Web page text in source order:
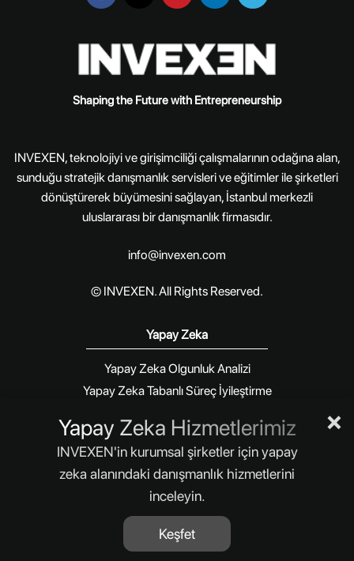
Size daha iyi hizmet verebilmek için internet
sitemizde çerezler kullanılmaktadır. Daha Fazla
İzin Ver
Shaping the Future with Entrepreneurship
INVEXEN, teknolojiyi ve girişimciliği çalışmalarının odağına alan,
sunduğu stratejik danışmanlık servisleri ve eğitimler ile şirketleri
dönüştürerek büyümesini sağlayan, İstanbul merkezli
uluslararası bir danışmanlık firmasıdır.
info@invexen.com
© INVEXEN. All Rights Reserved.
Yapay Zeka
Yapay Zeka Olgunluk Analizi
Yapay Zeka Tabanlı Süreç İyileştirme
Yapay Zeka Stratejisi ve Yol Haritası Geliştirme
Yapay Zeka Elçileri Programı
Uygulama Keşfi ve İş Birliği Geliştirme
Yapay Zeka Etki Ölçümü ve KPI Modelleme
Departman Bazlı Farkındalık Çalıştayları
Kurumsal Yapay Zeka Bültenleri
Yapay Zeka Hizmetlerimiz
INVEXEN'in kurumsal şirketler için yapay
zeka alanındaki danışmanlık hizmetlerini
inceleyin.
Keşfet
×